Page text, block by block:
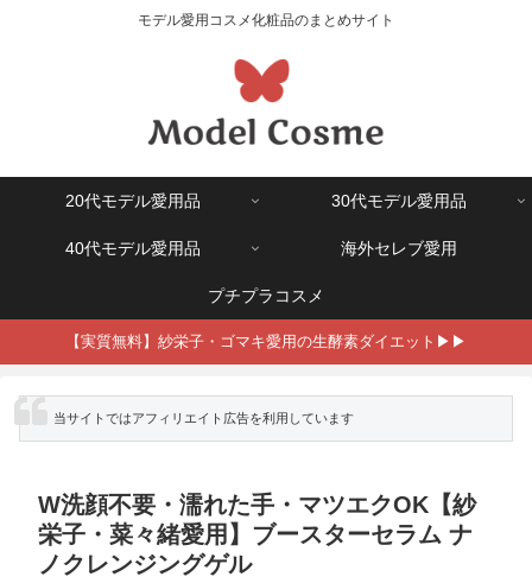
モデル愛用コスメ化粧品のまとめサイト
20代モデル愛用品 30代モデル愛用品
40代モデル愛用品 海外セレブ愛用
プチプラコスメ
【実質無料】紗栄子・ゴマキ愛用の生酵素ダイエット▶▶
※ 当サイトではアフィリエイト広告を利用しています
W洗顔不要・濡れた手・マツエクOK【紗
栄子・菜々緒愛用】ブースターセラム ナ
ノクレンジングゲル